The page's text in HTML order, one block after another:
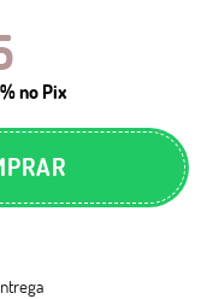
no Pix